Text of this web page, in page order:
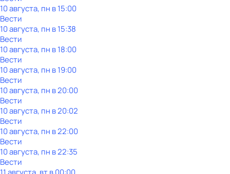
10 августа, пн в 15:00
Вести
10 августа, пн в 15:38
Вести
10 августа, пн в 18:00
Вести
10 августа, пн в 19:00
Вести
10 августа, пн в 20:00
Вести
10 августа, пн в 20:02
Вести
10 августа, пн в 22:00
Вести
10 августа, пн в 22:35
Вести